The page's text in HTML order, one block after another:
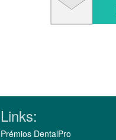
Links:
Prémios DentalPro